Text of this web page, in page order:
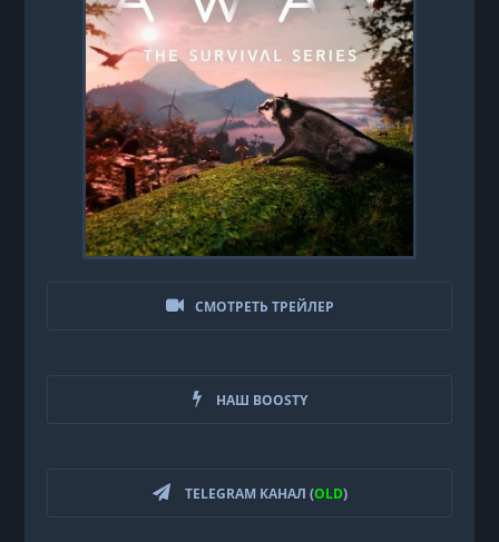
СМОТРЕТЬ ТРЕЙЛЕР
НАШ BOOSTY
TELEGRAM КАНАЛ (OLD)